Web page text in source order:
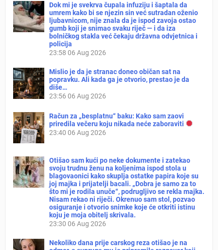
Dok mi je svekrva čupala infuziju i šaptala da
umrem kako bi se njezin sin već sutradan oženio
ljubavnicom, nije znala da je ispod zavoja ostao
gumb koji je snimao svaku riječ — i da iza
bolničkog stakla već čekaju državna odvjetnica i
policija
23:58 06 Aug 2026
Mislio je da je stranac doneo običan sat na
popravku. Ali kada ga je otvorio, prestao je da
diše…
23:56 06 Aug 2026
Račun za „besplatnu“ baku: Kako sam zaovi
priredila večeru koju nikada neće zaboraviti
23:40 06 Aug 2026
Otišao sam kući po neke dokumente i zatekao
svoju trudnu ženu na koljenima ispod stola u
blagovaonici kako skuplja ostatke papira koje su
joj majka i prijatelji bacali. „Dobra je samo za to
što mi je rodila unuče“, podrugljivo se rekla majka.
Nisam rekao ni riječi. Okrenuo sam stol, pozvao
osiguranje i otvorio snimke koje će otkriti istinu
koju je moja obitelj skrivala.
23:30 06 Aug 2026
Nekoliko dana prije carskog reza otišao je na